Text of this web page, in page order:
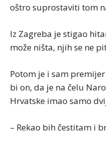
oštro suprostaviti tom
Iz Zagreba je stigao
može ništa, njih se ne
Potom je i sam
bi on, da je na čelu
Hrvatske imao samo
– Rekao bih čestitam i